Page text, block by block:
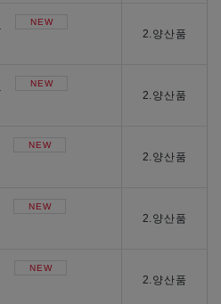
NEW
2.양산품
NEW
2.양산품
NEW
2.양산품
NEW
2.양산품
NEW
2.양산품